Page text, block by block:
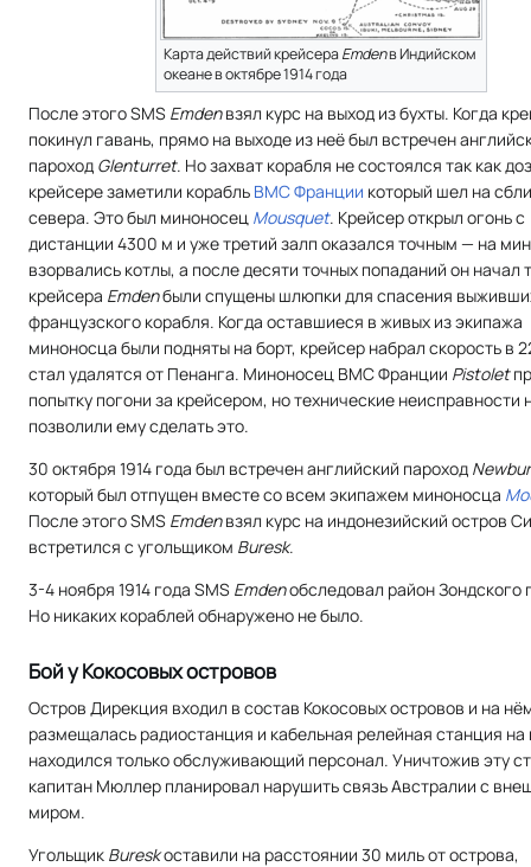
Карта действий крейсераEmdenв Индийском
океане в октябре 1914 года
После этого SMS Emdenвзял курс на выход из бухты. Когда
покинул гавань, прямо на выходе из неё был встречен
пароход Glenturret. Но захват корабля не состоялся так как
крейсере заметили корабль ВМС Франции который шел на
севера. Это был миноносец Mousquet. Крейсер открыл огонь с
дистанции 4300 м и уже третий залп оказался точным — на
взорвались котлы, а после десяти точных попаданий он начал
крейсера Emdenбыли спущены шлюпки для спасения
французского корабля. Когда оставшиеся в живых из экипажа
миноносца были подняты на борт, крейсер набрал скорость в
стал удалятся от Пенанга. Миноносец ВМС Франции Pistolet
попытку погони за крейсером, но технические неисправности
позволили ему сделать это.
30 октября 1914 года был встречен английский пароход
который был отпущен вместе со всем экипажем миноносца
После этого SMS Emdenвзял курс на индонезийский остров
встретился с угольщиком Buresk.
3-4 ноября 1914 года SMS Emdenобследовал район Зондского
Но никаких кораблей обнаружено не было.
Бой у Кокосовых островов
Остров Дирекция входил в состав Кокосовых островов и на
размещалась радиостанция и кабельная релейная станция на
находился только обслуживающий персонал. Уничтожив эту
капитан Мюллер планировал нарушить связь Австралии с
миром.
Угольщик Bureskоставили на расстоянии 30 миль от острова,